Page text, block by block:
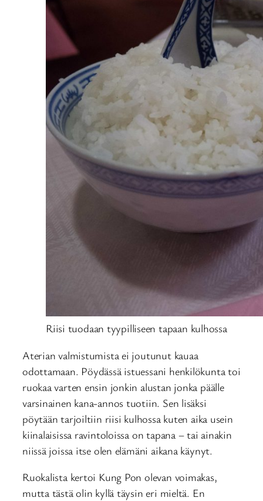
Riisi tuodaan tyypilliseen tapaan kulhossa
Aterian valmistumista ei joutunut kauaa
odottamaan. Pöydässä istuessani henkilökunta toi
ruokaa varten ensin jonkin alustan jonka päälle
varsinainen kana-annos tuotiin. Sen lisäksi
pöytään tarjoiltiin riisi kulhossa kuten aika usein
kiinalaisissa ravintoloissa on tapana – tai ainakin
niissä joissa itse olen elämäni aikana käynyt.
Ruokalista kertoi Kung Pon olevan voimakas,
mutta tästä olin kyllä täysin eri mieltä. En